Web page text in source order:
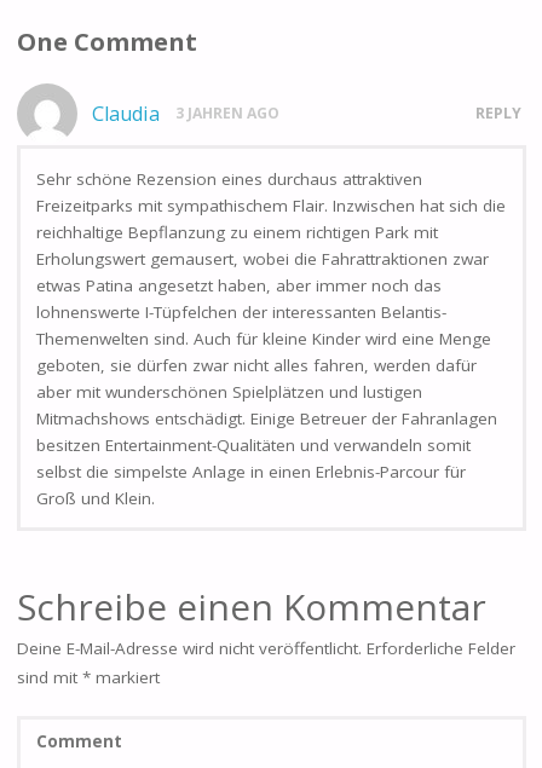
One Comment
Claudia 3 JAHREN AGO REPLY
Sehr schöne Rezension eines durchaus attraktiven
Freizeitparks mit sympathischem Flair. Inzwischen hat sich die
reichhaltige Bepflanzung zu einem richtigen Park mit
Erholungswert gemausert, wobei die Fahrattraktionen zwar
etwas Patina angesetzt haben, aber immer noch das
lohnenswerte I-Tüpfelchen der interessanten Belantis-
Themenwelten sind. Auch für kleine Kinder wird eine Menge
geboten, sie dürfen zwar nicht alles fahren, werden dafür
aber mit wunderschönen Spielplätzen und lustigen
Mitmachshows entschädigt. Einige Betreuer der Fahranlagen
besitzen Entertainment-Qualitäten und verwandeln somit
selbst die simpelste Anlage in einen Erlebnis-Parcour für
Groß und Klein.
Schreibe einen Kommentar
Deine E-Mail-Adresse wird nicht veröffentlicht. Erforderliche Felder
sind mit *markiert